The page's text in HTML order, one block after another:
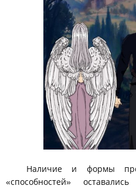
Наличие и формы
«способностей»